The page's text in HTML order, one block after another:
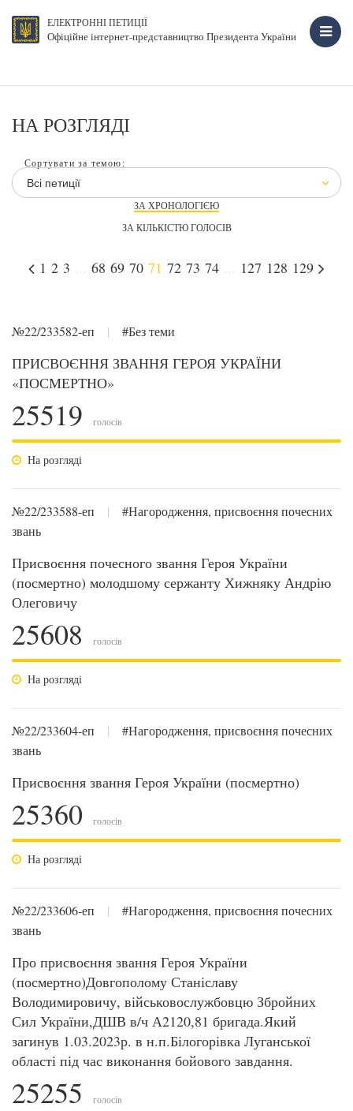
ЕЛЕКТРОННІ ПЕТИЦІЇ
Офіційне інтернет-представництво Президента України
НА РОЗГЛЯДІ
Сортувати за темою:
Всі петиції
ЗА ХРОНОЛОГІЄЮ
ЗА КІЛЬКІСТЮ ГОЛОСІВ
1 2 3 68 69 70 71 72 73 74 127 128 129
№22/233582-еп | #Без теми
ПРИСВОЄННЯ ЗВАННЯ ГЕРОЯ УКРАЇНИ
«ПОСМЕРТНО»
25519 голосів
На розгляді
№22/233588-еп |
#Нагородження, присвоєння почесних
звань
Присвоєння почесного звання Героя України
(посмертно) молодшому сержанту Хижняку Андрію
Олеговичу
25608 голосів
На розгляді
№22/233604-еп |
#Нагородження, присвоєння почесних
звань
Присвоєння звання Героя України (посмертно)
25360 голосів
На розгляді
№22/233606-еп |
#Нагородження, присвоєння почесних
звань
Про присвоєння звання Героя України
(посмертно)Довгополому Станіславу
Володимировичу, військовослужбовцю Збройних
Сил України,ДШВ в/ч А2120,81 бригада.Який
загинув 1.03.2023р. в н.п.Білогорівка Луганської
області під час виконання бойового завдання.
25255 голосів